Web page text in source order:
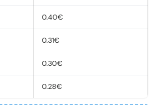
0.40€
0.31€
0.30€
0.28€